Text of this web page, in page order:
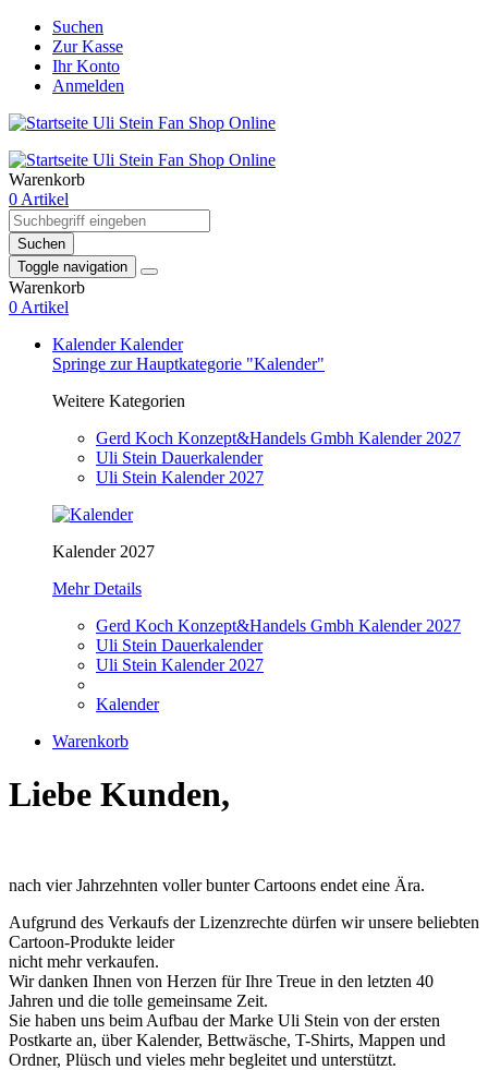
Suchen
Zur Kasse
Ihr Konto
Anmelden
Warenkorb
0 Artikel
Suchen
Toggle navigation
Warenkorb
0 Artikel
KalenderKalender
Springe zur Hauptkategorie "Kalender"
Weitere Kategorien
Gerd Koch Konzept&Handels Gmbh Kalender 2027
Uli Stein Dauerkalender
Uli Stein Kalender 2027
Kalender 2027
Mehr Details
Gerd Koch Konzept&Handels Gmbh Kalender 2027
Uli Stein Dauerkalender
Uli Stein Kalender 2027
Kalender
Warenkorb
Liebe Kunden,
nach vier Jahrzehnten voller bunter Cartoons endet eine Ära.
Aufgrund des Verkaufs der Lizenzrechte dürfen wir unsere beliebten
Cartoon-Produkte leider
nicht mehr verkaufen.
Wir danken Ihnen von Herzen für Ihre Treue in den letzten 40
Jahren und die tolle gemeinsame Zeit.
Sie haben uns beim Aufbau der Marke Uli Stein von der ersten
Postkarte an, über Kalender, Bettwäsche, T-Shirts, Mappen und
Ordner, Plüsch und vieles mehr begleitet und unterstützt.